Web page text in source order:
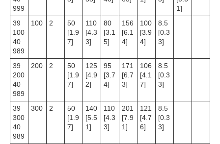
999
1]
39
100
40
989
100 2
50
[1.9
7]
110
[4.3
3]
80
[3.1
5]
156
[6.1
4]
100
[3.9
4]
8.5
[0.3
3]
39
200
40
989
200 2
50
[1.9
7]
125
[4.9
2]
95
[3.7
4]
171
[6.7
3]
106
[4.1
7]
8.5
[0.3
3]
39
300
40
989
300 2
50
[1.9
7]
140
[5.5
1]
110
[4.3
3]
201
[7.9
1]
121
[4.7
6]
8.5
[0.3
3]